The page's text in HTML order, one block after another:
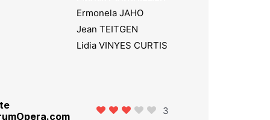
Ermonela JAHO
Jean TEITGEN
Lidia VINYES CURTIS
3